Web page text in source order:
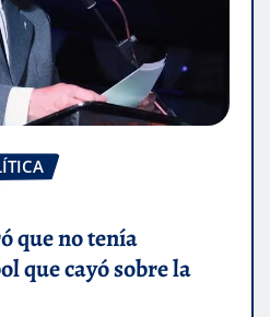
que no tenía
que cayó sobre la